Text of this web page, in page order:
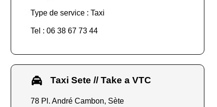
Type de service : Taxi
Tel : 06 38 67 73 44
Taxi Sete // Take a VTC
78 Pl. André Cambon, Sète